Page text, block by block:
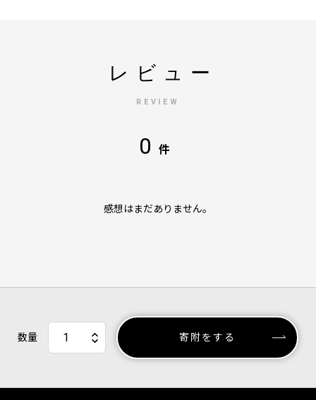
レビュー
REVIEW
0 件
感想はまだありません。
数量 寄附をする